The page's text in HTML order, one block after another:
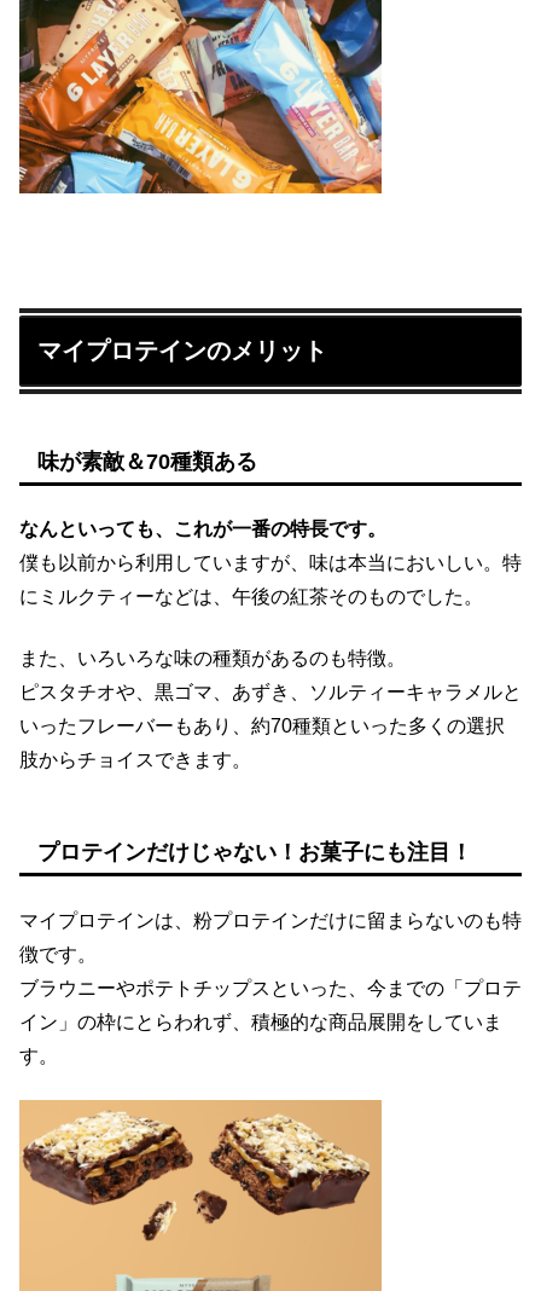
マイプロテインのメリット
味が素敵＆70種類ある
なんといっても、これが一番の特長です。
僕も以前から利用していますが、味は本当においしい。特
にミルクティーなどは、午後の紅茶そのものでした。
また、いろいろな味の種類があるのも特徴。
ピスタチオや、黒ゴマ、あずき、ソルティーキャラメルと
いったフレーバーもあり、約70種類といった多くの選択
肢からチョイスできます。
プロテインだけじゃない！お菓子にも注目！
マイプロテインは、粉プロテインだけに留まらないのも特
徴です。
ブラウニーやポテトチップスといった、今までの「プロテ
イン」の枠にとらわれず、積極的な商品展開をしていま
す。